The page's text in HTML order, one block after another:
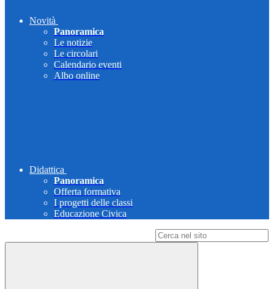
Novità
Panoramica
Le notizie
Le circolari
Calendario eventi
Albo online
Didattica
Panoramica
Offerta formativa
I progetti delle classi
Educazione Civica